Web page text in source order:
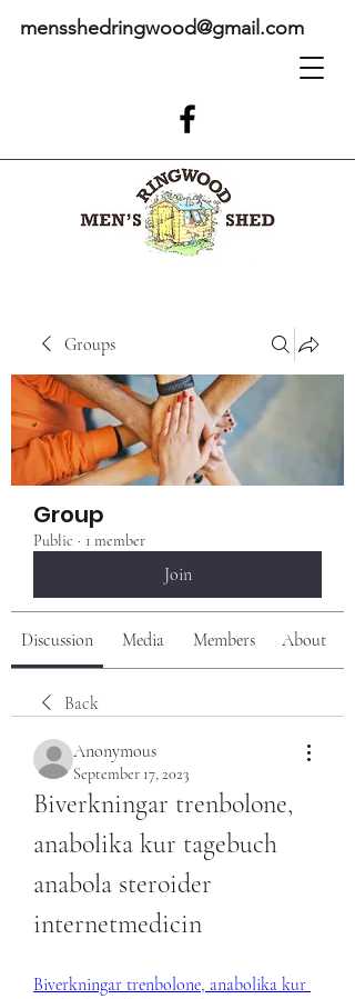
mensshedringwood@gmail.com
Groups
Group
Public · 1 member
Join
Discussion Media Members About
Back
Anonymous
September 17, 2023
Biverkningar trenbolone,
anabolika kur tagebuch
anabola steroider
internetmedicin
Biverkningar trenbolone, anabolika kur